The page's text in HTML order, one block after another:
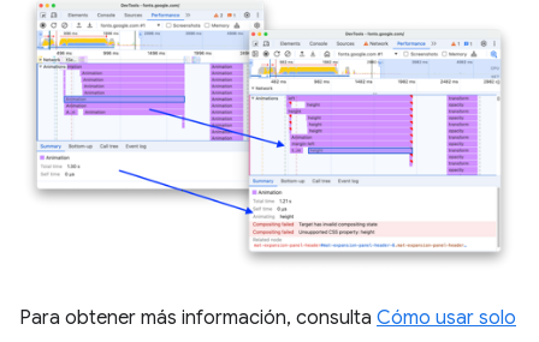
Para obtener más información, consulta Cómo usar solo